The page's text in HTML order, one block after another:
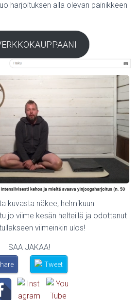
harjoituksen alla olevan painikkeen
kuvasta näkee, helmikuun
jo viime kesän helteillä ja odottanut
viimeinkin ulos!
SAA JAKAA!
Tweet